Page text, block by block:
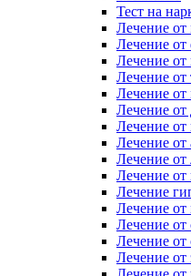
Тест на
Лечение от
Лечение от
Лечение от
Лечение от
Лечение от
Лечение от
Лечение от
Лечение от
Лечение от
Лечение от
Лечение
Лечение от
Лечение от
Лечение от
Лечение от